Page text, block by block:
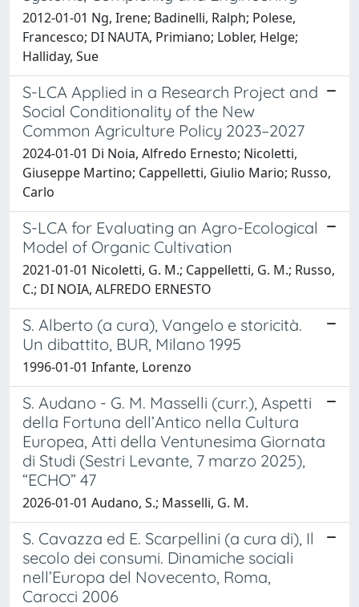
2012-01-01 Ng, Irene; Badinelli, Ralph; Polese,
Francesco; DI NAUTA, Primiano; Lobler, Helge;
Halliday, Sue
S-LCA Applied in a Research Project and
Social Conditionality of the New
Common Agriculture Policy 2023–2027
2024-01-01 Di Noia, Alfredo Ernesto; Nicoletti,
Giuseppe Martino; Cappelletti, Giulio Mario; Russo,
Carlo
S-LCA for Evaluating an Agro-Ecological
Model of Organic Cultivation
2021-01-01 Nicoletti, G. M.; Cappelletti, G. M.; Russo,
C.; DI NOIA, ALFREDO ERNESTO
S. Alberto (a cura), Vangelo e storicità.
Un dibattito, BUR, Milano 1995
1996-01-01 Infante, Lorenzo
S. Audano - G. M. Masselli (curr.), Aspetti
della Fortuna dell’Antico nella Cultura
Europea, Atti della Ventunesima Giornata
di Studi (Sestri Levante, 7 marzo 2025),
“ECHO” 47
2026-01-01 Audano, S.; Masselli, G. M.
S. Cavazza ed E. Scarpellini (a cura di), Il
secolo dei consumi. Dinamiche sociali
nell’Europa del Novecento, Roma,
Carocci 2006